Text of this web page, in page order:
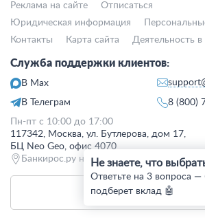
Реклама на сайте
Отписаться
Юридическая информация
Контакты
Карта сайта Деятельность в
Служба поддержки клиентов:
В Max
В Телеграм
8 (800)
Пн-пт с 10:00 до 17:00
117342, Москва, ул. Бутлерова, дом 17,
БЦ Neo Geo, офис 4070
Банкирос.ру на Яндекс.Картах
Отписаться
Не знаете, что
Ответьте на 3 вопроса —
подберет вклад 🤖